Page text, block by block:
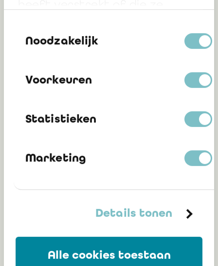
services.
Noodzakelijk
Voorkeuren
Statistieken
Marketing
Details tonen
Alle cookies toestaan
L'Écho FR press
en
What's Cooking
2831 KB